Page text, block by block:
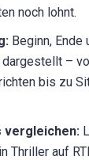
noch lohnt.
Beginn, Ende
–
bis zu
vergleichen:
Thriller auf